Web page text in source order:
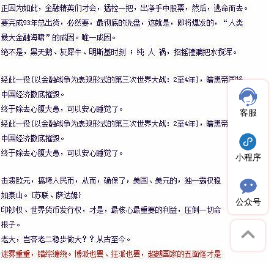
客服
小程序
公众号